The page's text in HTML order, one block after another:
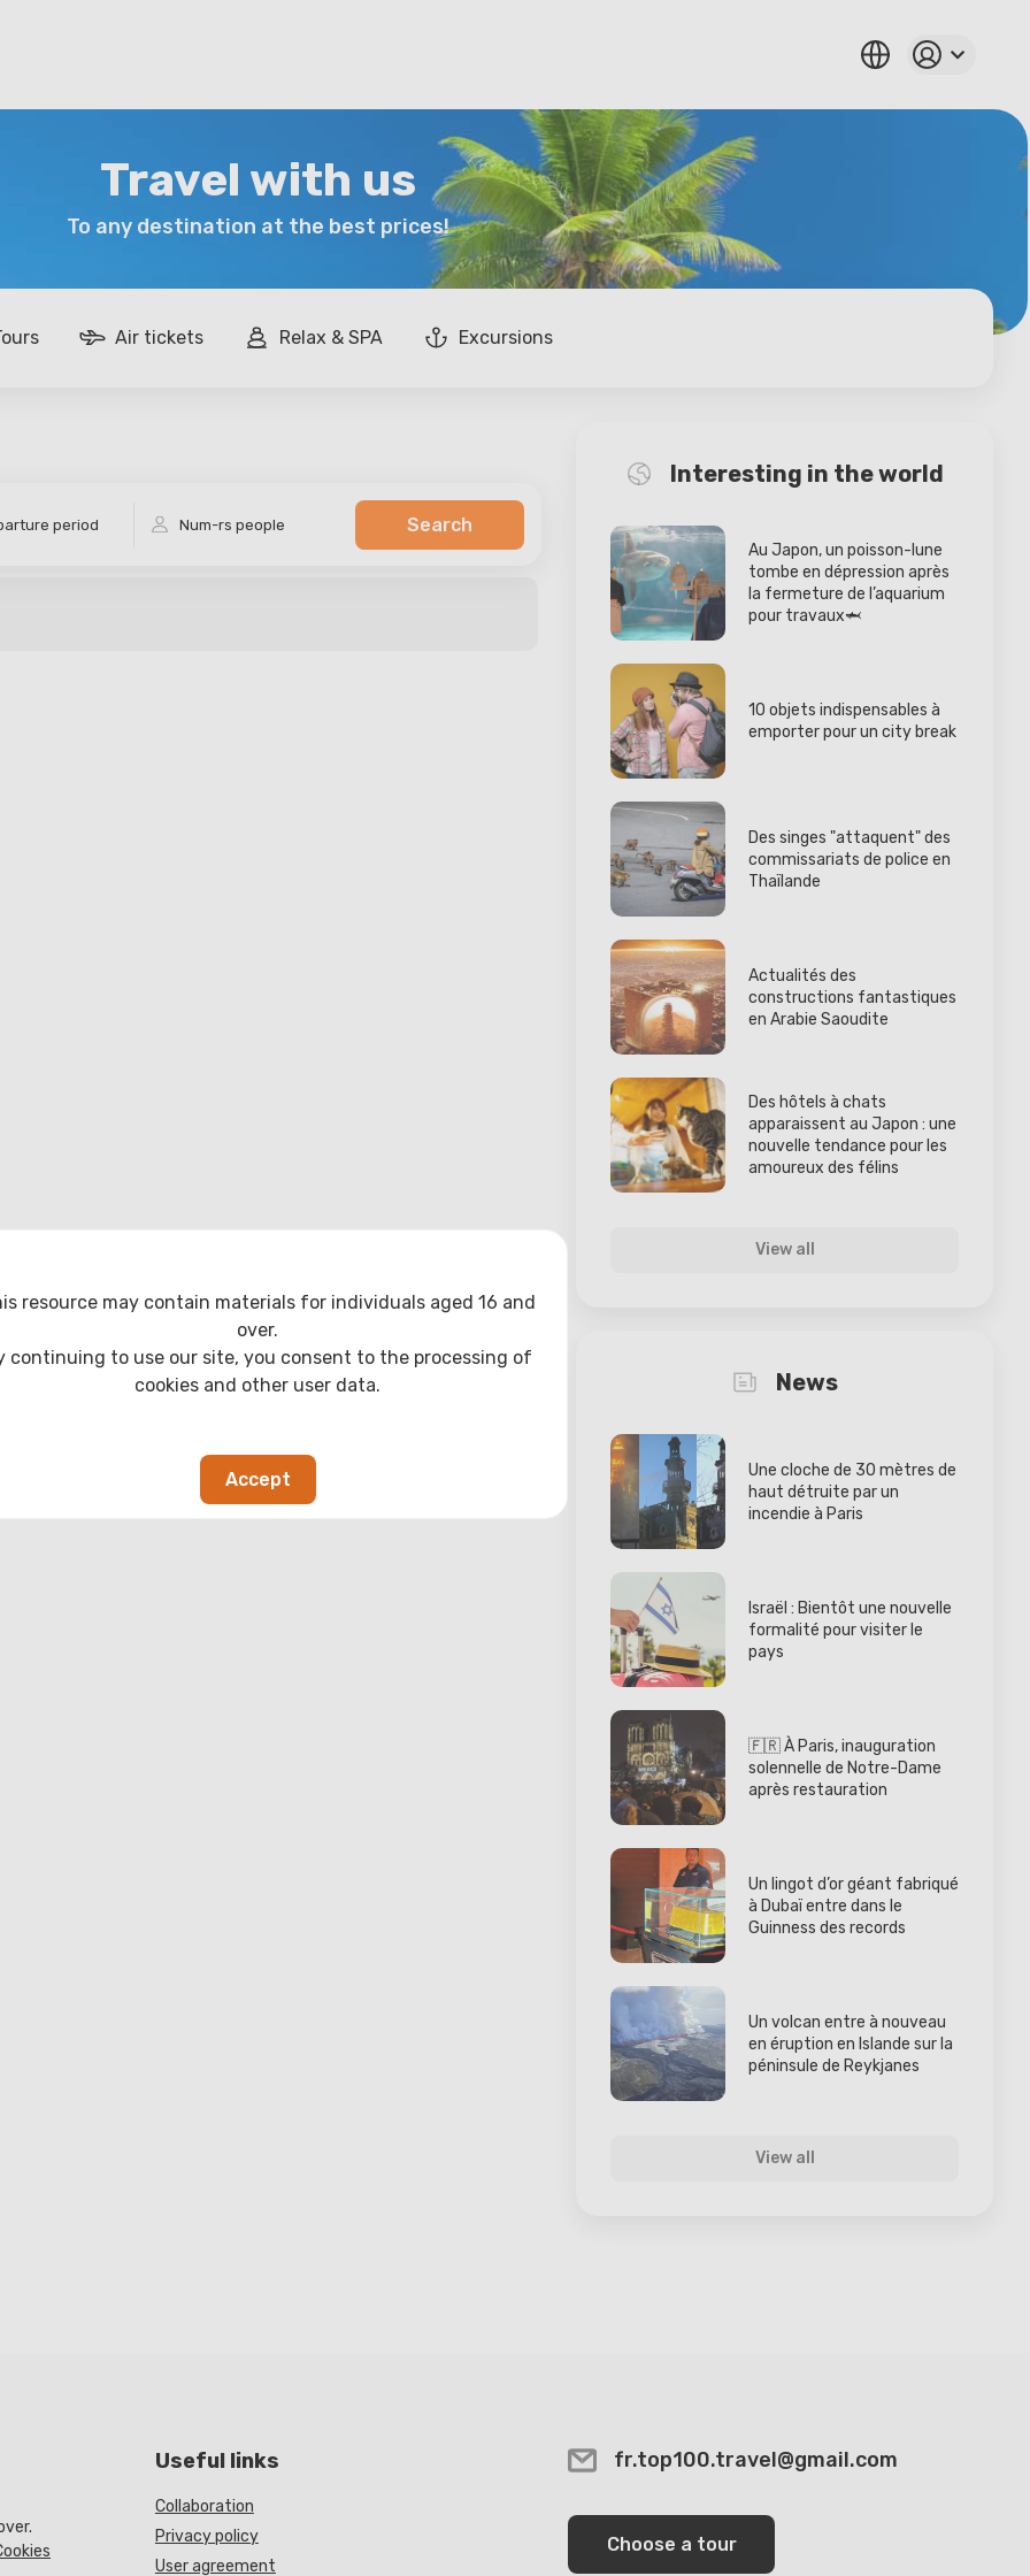
Travel with us
To any destination at the best prices!
Air tickets Relax & SPA Excursions
period Num-rspeople Search
Interesting in the world
Au Japon, un poisson-lune
tombe en dépression après
la fermeture de l’aquarium
pour travaux🦈
10 objets indispensables à
emporter pour un city break
Des singes "attaquent" des
commissariats de police en
Thaïlande
Actualités des
constructions fantastiques
en Arabie Saoudite
Des hôtels à chats
apparaissent au Japon : une
nouvelle tendance pour les
amoureux des félins
View all
News
Une cloche de 30 mètres de
haut détruite par un
incendie à Paris
Israël : Bientôt une nouvelle
formalité pour visiter le
pays
🇫🇷 À Paris, inauguration
solennelle de Notre-Dame
après restauration
Un lingot d’or géant fabriqué
à Dubaï entre dans le
Guinness des records
Un volcan entre à nouveau
en éruption en Islande sur la
péninsule de Reykjanes
View all
Useful links
Collaboration
Privacy policy
User agreement
fr.top100.travel@gmail.com
Choose a tour
resource may contain materials for individuals aged 16 and
over.
continuing to use our site, you consent to the processing of
cookies and other user data.
Accept